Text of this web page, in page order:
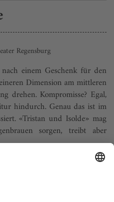
Regensburg
einem Geschenk für den
Dimension am mittleren
drehen. Kompromisse? Egal,
hindurch. Genau das ist im
«Tristan und Isolde» mag
sorgen, treibt aber